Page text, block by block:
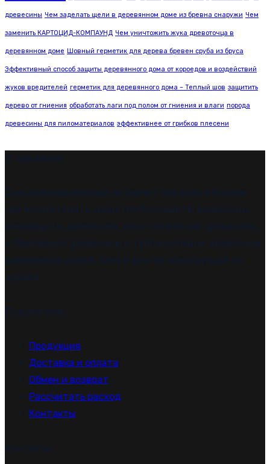
древесины Чем заделать щели в деревянном доме из бревна снаружи Чем
заменить КАРТОЦИД-КОМПАУНД Чем уничтожить жука древоточца в
деревянном доме Шовный герметик для дерева бревен сруба из бруса
Эффективный способ защиты деревянного дома от короедов и воздействий
жуков вредителей герметик для деревянного дома – Теплый шов защитить
дерево от гниения обработать лаги под полом от гниения и влаги порода
древесины для пиломатериалов эффективнее от грибков плесени
О магазине
Специализированный интернет-магазин в Москве,
где можно купить средства биозащиты древесины,
огнезащиты древесины, восстановления древесины,
отбеливания древесины и теплоизоляции древесины
деревянных домов, бань и других конструкций из
дерева.
Покупателю
Продукция
Доставка и оплата
Обмен и возврат
Рассчитать расход
Контакты